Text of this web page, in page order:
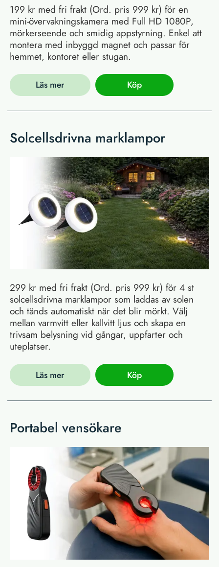
199 kr med fri frakt (Ord. pris 999 kr) för en
mini-övervakningskamera med Full HD 1080P,
mörkerseende och smidig appstyrning. Enkel att
montera med inbyggd magnet och passar för
hemmet, kontoret eller stugan.
Läs mer Köp
Solcellsdrivna marklampor
299 kr med fri frakt (Ord. pris 999 kr) för 4 st
solcellsdrivna marklampor som laddas av solen
och tänds automatiskt när det blir mörkt. Välj
mellan varmvitt eller kallvitt ljus och skapa en
trivsam belysning vid gångar, uppfarter och
uteplatser.
Läs mer Köp
Portabel vensökare